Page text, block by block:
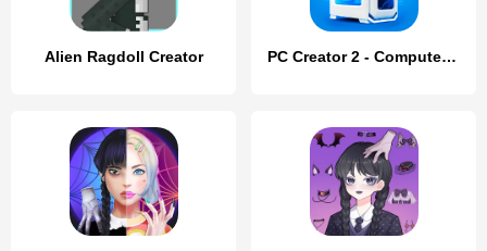
Alien Ragdoll Creator PC Creator 2 - Computer Tycoon